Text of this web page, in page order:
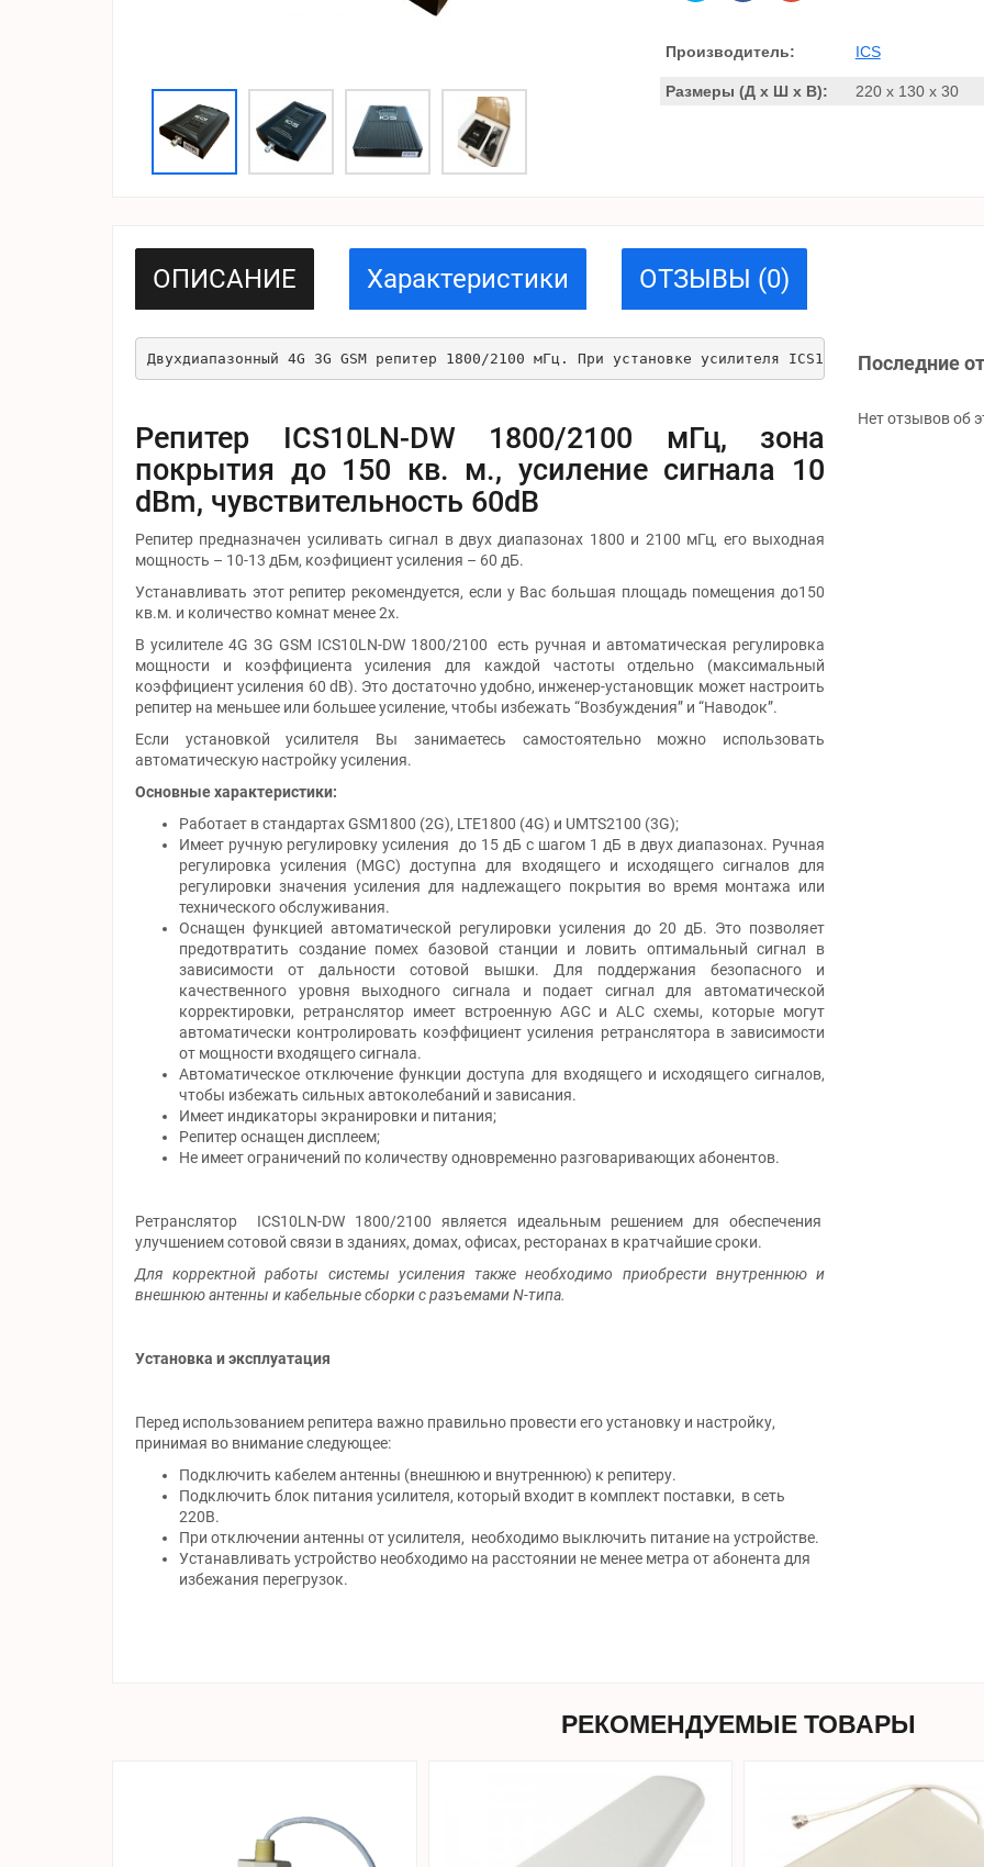
Производитель: ICS
Размеры (Д x Ш x В): 220 x 130 x 30
ОПИСАНИЕ Характеристики ОТЗЫВЫ (0)
Двухдиапазонный 4G 3G GSM репитер 1800/2100 мГц. При установке усилителя ICS10LN-DW 1800/
Репитер ICS10LN-DW 1800/2100 мГц, зона
покрытия до 150 кв. м., усиление сигнала 10
dBm, чувствительность 60dB
Репитер предназначен усиливать сигнал в двух диапазонах 1800 и 2100 мГц, его выходная
мощность – 10-13 дБм, коэфициент усиления – 60 дБ.
Устанавливать этот репитер рекомендуется, если у Вас большая площадь помещения до150
кв.м. и количество комнат менее 2х.
В усилителе 4G 3G GSM ICS10LN-DW 1800/2100 есть ручная и автоматическая регулировка
мощности и коэффициента усиления для каждой частоты отдельно (максимальный
коэффициент усиления 60 dB). Это достаточно удобно, инженер-установщик может настроить
репитер на меньшее или большее усиление, чтобы избежать “Возбуждения” и “Наводок”.
Если установкой усилителя Вы занимаетесь самостоятельно можно использовать
автоматическую настройку усиления.
Основные характеристики:
Работает в стандартах GSM1800 (2G), LTE1800 (4G) и UMTS2100 (3G);
Имеет ручную регулировку усиления до 15 дБ с шагом 1 дБ в двух диапазонах. Ручная
регулировка усиления (MGC) доступна для входящего и исходящего сигналов для
регулировки значения усиления для надлежащего покрытия во время монтажа или
технического обслуживания.
Оснащен функцией автоматической регулировки усиления до 20 дБ. Это позволяет
предотвратить создание помех базовой станции и ловить оптимальный сигнал в
зависимости от дальности сотовой вышки. Для поддержания безопасного и
качественного уровня выходного сигнала и подает сигнал для автоматической
корректировки, ретранслятор имеет встроенную AGC и ALC схемы, которые могут
автоматически контролировать коэффициент усиления ретранслятора в зависимости
от мощности входящего сигнала.
Автоматическое отключение функции доступа для входящего и исходящего сигналов,
чтобы избежать сильных автоколебаний и зависания.
Имеет индикаторы экранировки и питания;
Репитер оснащен дисплеем;
Не имеет ограничений по количеству одновременно разговаривающих абонентов.
Ретранслятор ICS10LN-DW 1800/2100 является идеальным решением для обеспечения
улучшением сотовой связи в зданиях, домах, офисах, ресторанах в кратчайшие сроки.
Для корректной работы системы усиления также необходимо приобрести внутреннюю и
внешнюю антенны и кабельные сборки с разъемами N-типа.
Установка и эксплуатация
Перед использованием репитера важно правильно провести его установку и настройку,
принимая во внимание следующее:
Подключить кабелем антенны (внешнюю и внутреннюю) к репитеру.
Подключить блок питания усилителя, который входит в комплект поставки, в сеть
220В.
При отключении антенны от усилителя, необходимо выключить питание на устройстве.
Устанавливать устройство необходимо на расстоянии не менее метра от абонента для
избежания перегрузок.
Последние
Нет отзывов об
РЕКОМЕНДУЕМЫЕ ТОВАРЫ